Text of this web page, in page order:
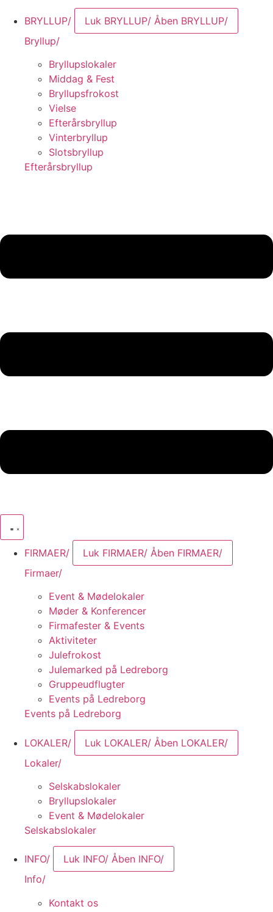
BRYLLUP/ Luk BRYLLUP/ Åben BRYLLUP/
Bryllup/
Bryllupslokaler
Middag & Fest
Bryllupsfrokost
Vielse
Efterårsbryllup
Vinterbryllup
Slotsbryllup
Efterårsbryllup
FIRMAER/ Luk FIRMAER/ Åben FIRMAER/
Firmaer/
Event & Mødelokaler
Møder & Konferencer
Firmafester & Events
Aktiviteter
Julefrokost
Julemarked på Ledreborg
Gruppeudflugter
Events på Ledreborg
Events på Ledreborg
LOKALER/ Luk LOKALER/ Åben LOKALER/
Lokaler/
Selskabslokaler
Bryllupslokaler
Event & Mødelokaler
Selskabslokaler
INFO/ Luk INFO/ Åben INFO/
Info/
Kontakt os